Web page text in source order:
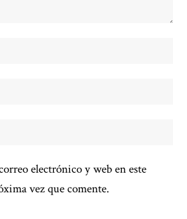
electrónico y web en este
vez que comente.